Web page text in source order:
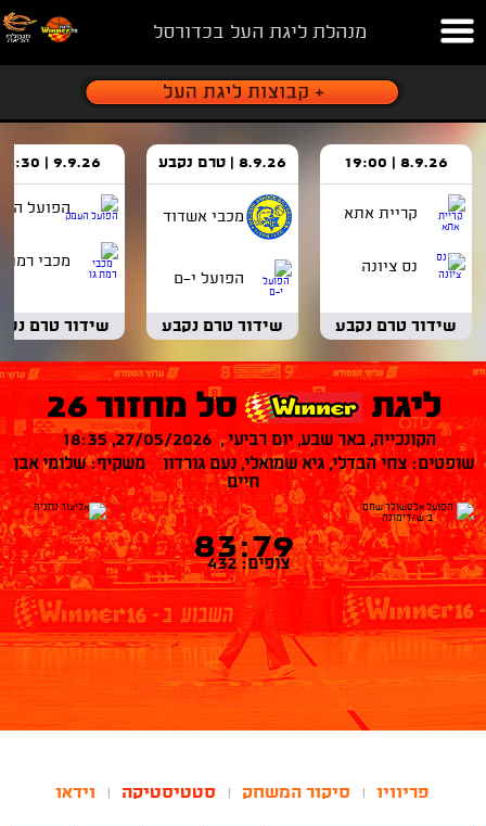
מנהלת ליגת העל בכדורסל
8.9.26 | 19:00
קריית אתא
נס ציונה
שידור טרם נקבע
8.9.26 | טרם נקבע
מכבי אשדוד
הפועל י-ם
שידור טרם נקבע
9.9.26 | 18:30
הפועל
מכבי רמת
שידור טרם
ליגת סל מחזור 26
הקונכייה, באר שבע, יום רביעי , 27/05/2026, 18:35
שופטים: צחי הבדלי, גיא שמואלי, נעם גורדון משקיף: שלומי אבן
חיים
83:79
צופים: 432
פריוויו סיקור המשחק סטטיסטיקה וידאו